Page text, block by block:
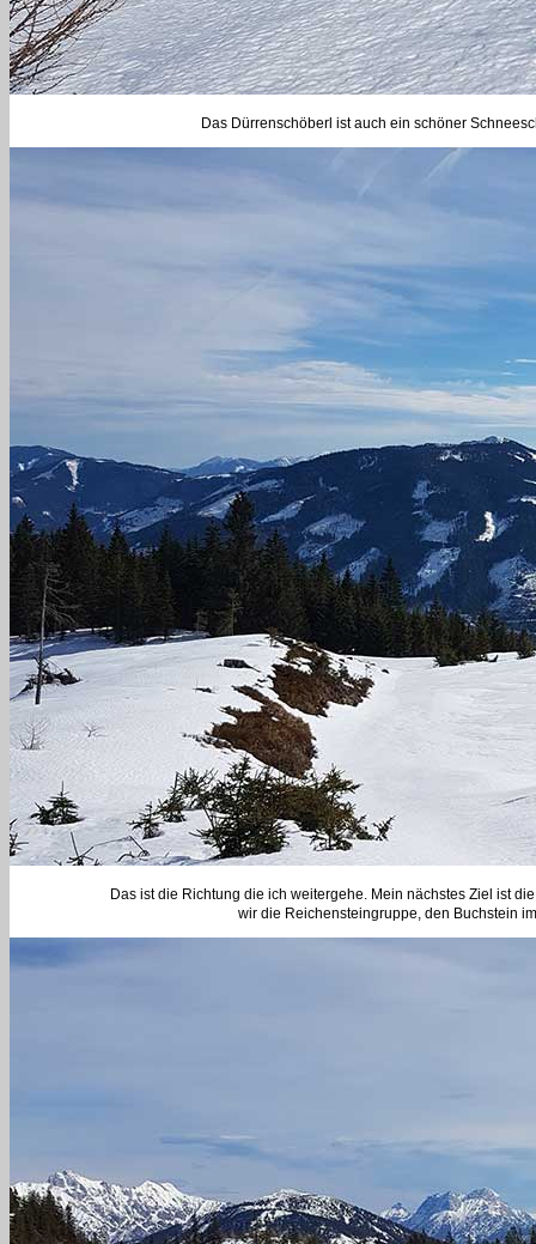
Das Dürrenschöberl ist auch ein schöner
Das ist die Richtung die ich weitergehe. Mein nächstes Ziel ist
wir die Reichensteingruppe, den Buchstein